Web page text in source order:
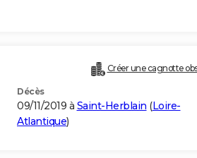
Créer une cagnotte
Décès
09/11/2019 à Saint-Herblain (Loire-
Atlantique)